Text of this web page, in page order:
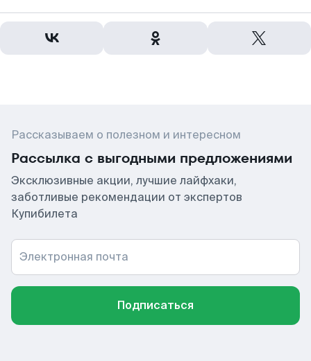
Рассказываем о полезном и интересном
Рассылка с выгодными предложениями
Эксклюзивные акции, лучшие лайфхаки,
заботливые рекомендации от экспертов
Купибилета
Электронная почта
Подписаться